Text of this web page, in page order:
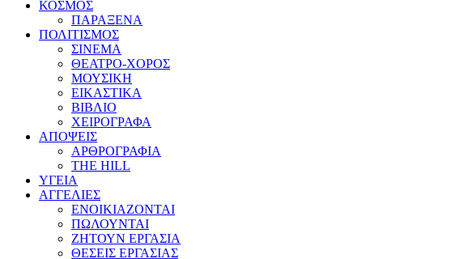
ΚΟΣΜΟΣ
ΠΑΡΑΞΕΝΑ
ΠΟΛΙΤΙΣΜΟΣ
ΣΙΝΕΜΑ
ΘΕΑΤΡΟ-ΧΟΡΟΣ
ΜΟΥΣΙΚΗ
ΕΙΚΑΣΤΙΚΑ
ΒΙΒΛΙΟ
ΧΕΙΡΟΓΡΑΦΑ
ΑΠΟΨΕΙΣ
ΑΡΘΡΟΓΡΑΦΙΑ
THE HILL
ΥΓΕΙΑ
ΑΓΓΕΛΙΕΣ
ΕΝΟΙΚΙΑΖΟΝΤΑΙ
ΠΩΛΟΥΝΤΑΙ
ΖΗΤΟΥΝ ΕΡΓΑΣΙΑ
ΘΕΣΕΙΣ ΕΡΓΑΣΙΑΣ